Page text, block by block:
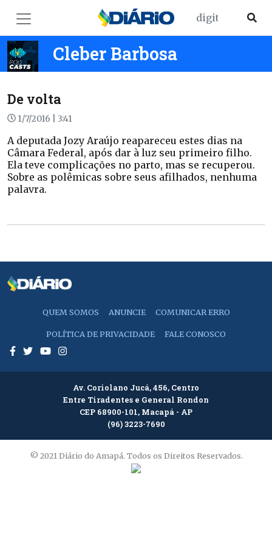
Cleber Barbosa
De volta
1/7/2016 | 3:41
A deputada Jozy Araújo reapareceu estes dias na
Câmara Federal, após dar à luz seu primeiro filho.
Ela teve complicações no parto, mas se recuperou.
Sobre as polêmicas sobre seus afilhados, nenhuma
palavra.
QUEM SOMOS ANUNCIE COMUNICAR ERRO
POLÍTICA DE PRIVACIDADE FALE CONOSCO
Av. Coriolano Jucá, 456, Centro
Entre Tiradentes e General Rondon
CEP 68900-101, Macapá - AP
(96) 3223-7690
© 2021 Diário do Amapá. Todos os Direitos Reservados.